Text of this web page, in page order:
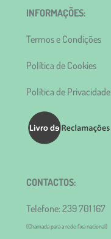
INFORMAÇÕES:
Termos e Condições
Política de Cookies
Política de Privacidade
CONTACTOS:
Telefone: 239 701 167
(Chamada para a rede fixa nacional)